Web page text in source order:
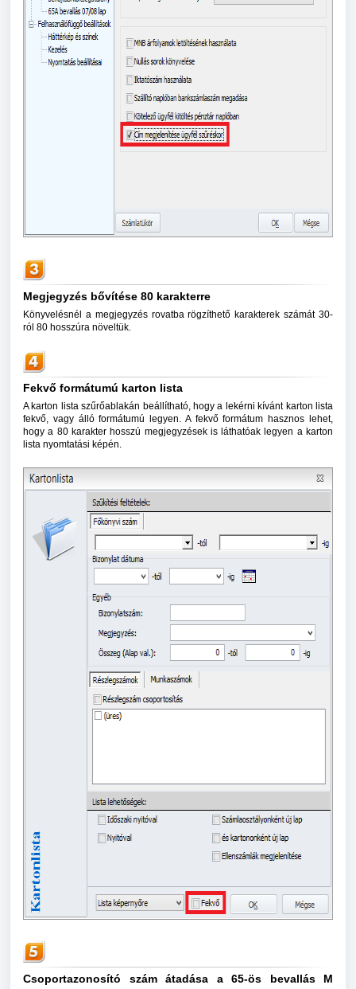
Megjegyzés bővítése 80 karakterre
Könyvelésnél a megjegyzés rovatba rögzíthető karakterek számát 30-
ról 80 hosszúra növeltük.
Fekvő formátumú karton lista
A karton lista szűrőablakán beállítható, hogy a lekérni kívánt karton lista
fekvő, vagy álló formátumú legyen. A fekvő formátum hasznos lehet,
hogy a 80 karakter hosszú megjegyzések is láthatóak legyen a karton
lista nyomtatási képén.
Csoportazonosító szám átadása a 65-ös bevallás M